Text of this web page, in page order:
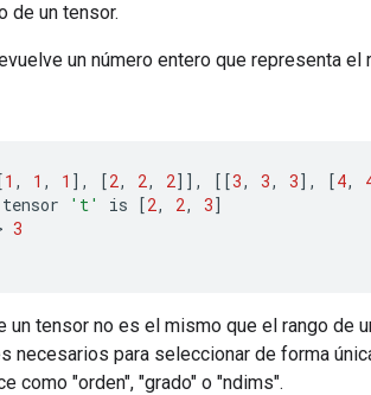
de un tensor.
un número entero que representa el
1 , 1 , 1 ] , [2, 2, 2]] , [[3, 3, 3] , [4,
tensor 't' is [2, 2, 3]
3
un tensor no es el mismo que el rango de
necesarios para seleccionar de forma
como "orden", "grado" o "ndims".